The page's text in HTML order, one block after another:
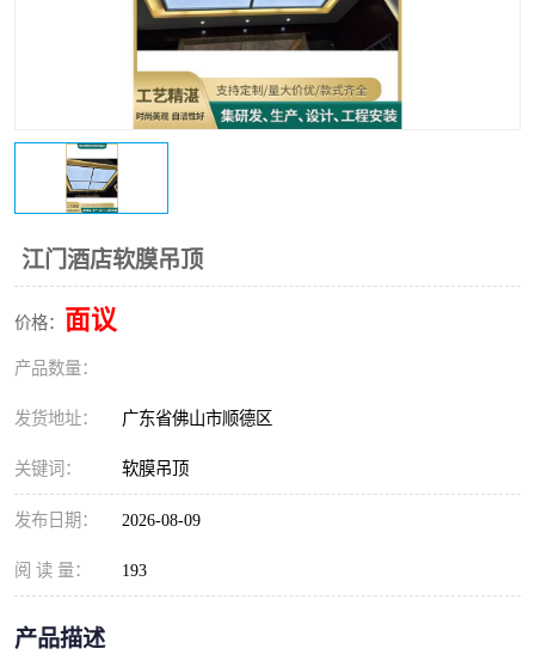
江门酒店软膜吊顶
价格： 面议
产品数量：
发货地址： 广东省佛山市顺德区
关键词： 软膜吊顶
发布日期： 2026-08-09
阅 读 量： 193
产品描述